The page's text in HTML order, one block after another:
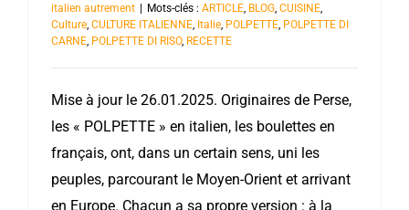
italien autrement
Mots-clés : ARTICLE, BLOG, CUISINE,
Culture, CULTURE ITALIENNE, Italie, POLPETTE, POLPETTE DI
CARNE, POLPETTE DI RISO, RECETTE
Mise à jour le 26.01.2025. Originaires de Perse,
les « POLPETTE » en italien, les boulettes en
français, ont, dans un certain sens, uni les
peuples, parcourant le Moyen-Orient et arrivant
en Europe. Chacun a sa propre version : à la